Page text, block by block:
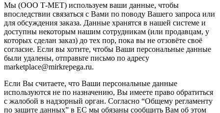
Мы (ООО Т-МЕТ) используем ваши данные, чтобы
впоследствии связаться с Вами по поводу Вашего запроса или
для обсуждения заказа. Данные хранятся в нашей системе и
доступны некоторым нашим сотрудникам (или продавцам, у
которых сделан заказ) до тех пор, пока вы не отзовёте своё
согласие. Если вы хотите, чтобы Ваши персональные данные
были удалены, отправьте письмо по адресу
marketplace@mirkrepega.ru.
Если Вы считаете, что Ваши персональные данные
используются не по назначению, Вы имеете право обратиться
с жалобой в надзорный орган. Согласно “Общему регламенту
по защите данных” в ЕС мы обязаны сообщить Вам об этом